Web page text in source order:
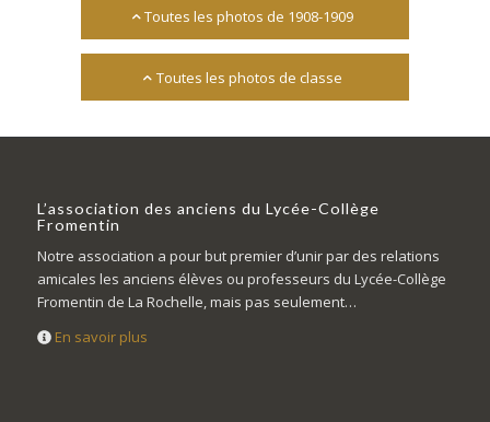
Toutes les photos de 1908-1909
Toutes les photos de classe
L’association des anciens du Lycée-Collège
Fromentin
Notre association a pour but premier d’unir par des relations
amicales les anciens élèves ou professeurs du Lycée-Collège
Fromentin de La Rochelle, mais pas seulement…
En savoir plus